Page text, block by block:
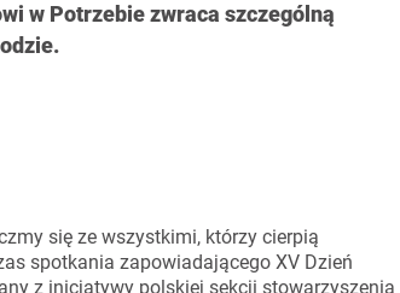
w Potrzebie zwraca szczególną
się ze wszystkimi, którzy cierpią
spotkania zapowiadającego XV Dzień
z inicjatywy polskiej sekcji stowarzyszenia